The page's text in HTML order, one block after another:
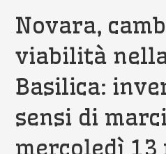
Novara,
viabilità
Basilica:
sensi di
mercoledì 13